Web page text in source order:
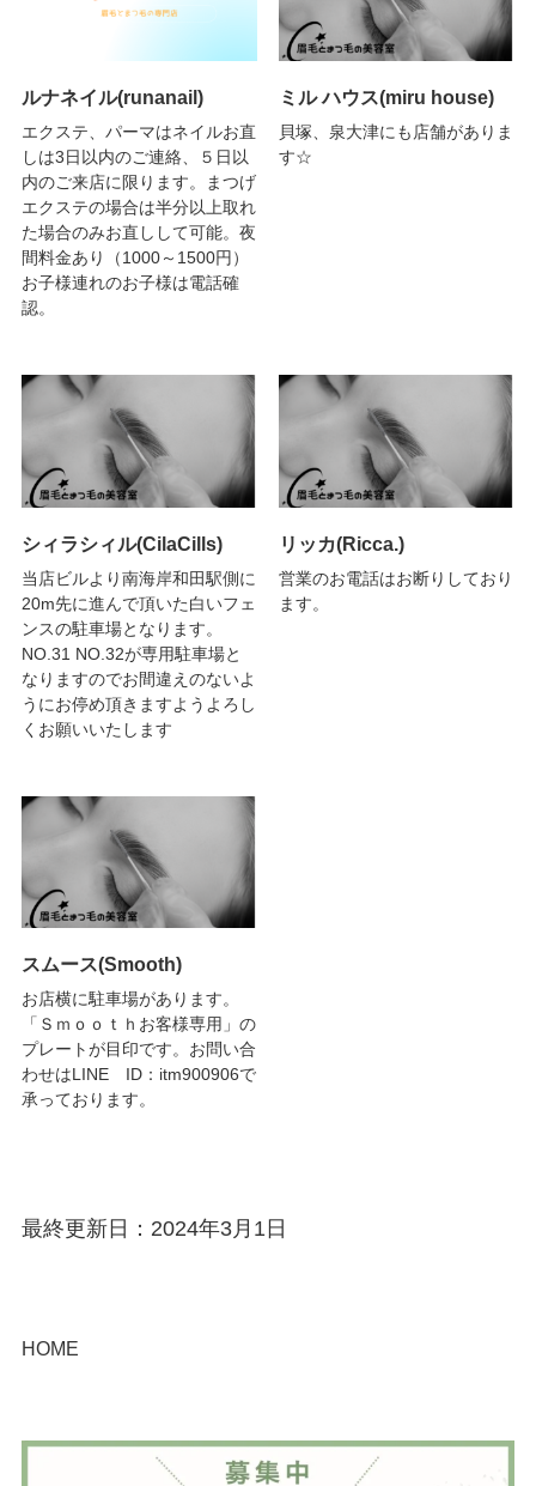
ルナネイル(runanail)
エクステ、パーマはネイルお直
しは3日以内のご連絡、５日以
内のご来店に限ります。まつげ
エクステの場合は半分以上取れ
た場合のみお直しして可能。夜
間料金あり（1000～1500円）
お子様連れのお子様は電話確
認。
ミル ハウス(miru house)
貝塚、泉大津にも店舗がありま
す☆
シィラシィル(CilaCills)
当店ビルより南海岸和田駅側に
20m先に進んで頂いた白いフェ
ンスの駐車場となります。
NO.31 NO.32が専用駐車場と
なりますのでお間違えのないよ
うにお停め頂きますようよろし
くお願いいたします
リッカ(Ricca.)
営業のお電話はお断りしており
ます。
スムース(Smooth)
お店横に駐車場があります。
「Ｓｍｏｏｔｈお客様専用」の
プレートが目印です。お問い合
わせはLINE ID：itm900906で
承っております。
最終更新日：2024年3月1日
HOME